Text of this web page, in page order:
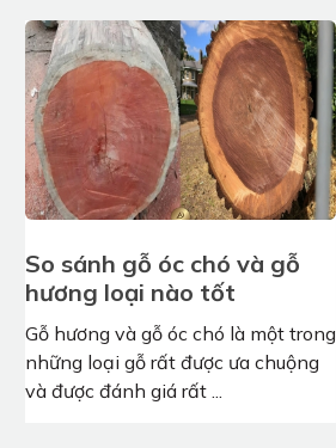
So sánh gỗ óc chó và gỗ
hương loại nào tốt
Gỗ hương và gỗ óc chó là một trong
những loại gỗ rất được ưa chuộng
và được đánh giá rất ...